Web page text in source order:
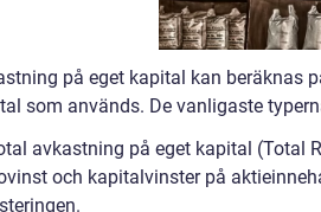
på eget kapital kan beräknas
som används. De vanligaste
avkastning på eget kapital (Total
och kapitalvinster på